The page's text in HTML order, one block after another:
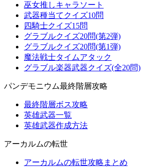
巫女推しキャラソート
武器種当てクイズ10問
四騎士クイズ15問
グラブルクイズ20問(第2弾)
グラブルクイズ20問(第1弾)
魔法戦士タイムアタック
グラブル楽器武器クイズ(全20問)
パンデモニウム最終階層攻略
最終階層ボス攻略
英雄武器一覧
英雄武器作成方法
アーカルムの転世
アーカルムの転世攻略まとめ